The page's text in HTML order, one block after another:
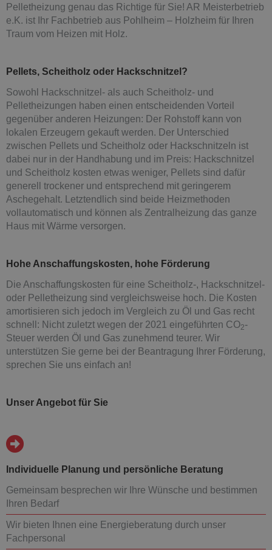
Pelletheizung genau das Richtige für Sie! AR Meisterbetrieb
e.K. ist Ihr Fachbetrieb aus Pohlheim – Holzheim für Ihren
Traum vom Heizen mit Holz.
Pellets, Scheitholz oder Hackschnitzel?
Sowohl Hackschnitzel- als auch Scheitholz- und
Pelletheizungen haben einen entscheidenden Vorteil
gegenüber anderen Heizungen: Der Rohstoff kann von
lokalen Erzeugern gekauft werden. Der Unterschied
zwischen Pellets und Scheitholz oder Hackschnitzeln ist
dabei nur in der Handhabung und im Preis: Hackschnitzel
und Scheitholz kosten etwas weniger, Pellets sind dafür
generell trockener und entsprechend mit geringerem
Aschegehalt. Letztendlich sind beide Heizmethoden
vollautomatisch und können als Zentralheizung das ganze
Haus mit Wärme versorgen.
Hohe Anschaffungskosten, hohe Förderung
Die Anschaffungskosten für eine Scheitholz-, Hackschnitzel-
oder Pelletheizung sind vergleichsweise hoch. Die Kosten
amortisieren sich jedoch im Vergleich zu Öl und Gas recht
schnell: Nicht zuletzt wegen der 2021 eingeführten CO2-
Steuer werden Öl und Gas zunehmend teurer. Wir
unterstützen Sie gerne bei der Beantragung Ihrer Förderung,
sprechen Sie uns einfach an!
Unser Angebot für Sie
Individuelle Planung und persönliche Beratung
Gemeinsam besprechen wir Ihre Wünsche und bestimmen
Ihren Bedarf
Wir bieten Ihnen eine Energieberatung durch unser
Fachpersonal